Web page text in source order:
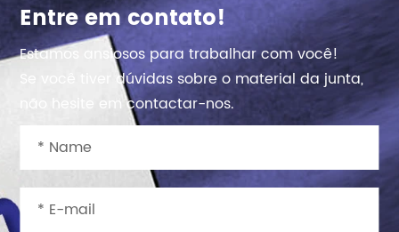
Entre em contato!
Estamos ansiosos para trabalhar com você!
Se você tiver dúvidas sobre o material da junta,
não hesite em contactar-nos.